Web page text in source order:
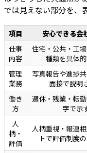
では見えない部分を、
項目 安心できる会
仕事
内容
住宅・公共・工
種類を具体
管理
業務
写真報告や進捗
面接で説明
働き
方
週休・残業・転
字で示
人
柄・
評価
人柄重視・報連
トで評価制度